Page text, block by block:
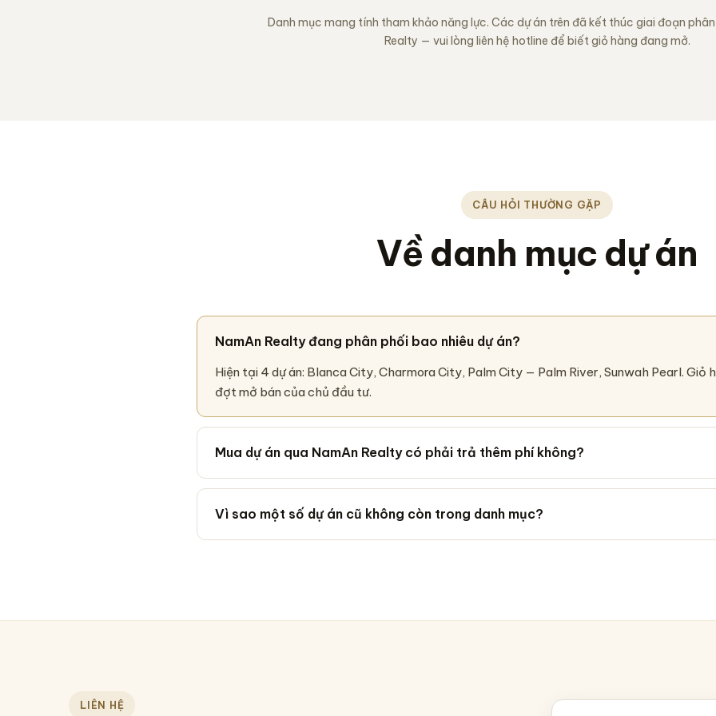
Danh mục mang tính tham khảo năng lực. Các dự án trên đã kết thúc giai đoạn
Realty — vui lòng liên hệ hotline để biết giỏ hàng đang mở.
CÂU HỎI THƯỜNG GẶP
Về danh mục dự án
NamAn Realty đang phân phối bao nhiêu dự án?
Hiện tại 4 dự án: Blanca City, Charmora City, Palm City — Palm River, Sunwah Pearl.
đợt mở bán của chủ đầu tư.
Mua dự án qua NamAn Realty có phải trả thêm phí không?
Vì sao một số dự án cũ không còn trong danh mục?
LIÊN HỆ